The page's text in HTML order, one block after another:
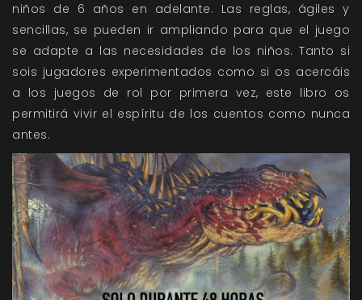
niños de 6 años en adelante. Las reglas, ágiles y
sencillas, se pueden ir ampliando para que el juego
se adapte a las necesidades de los niños. Tanto si
sois jugadores experimentados como si os acercáis
a los juegos de rol por primera vez, este libro os
permitirá vivir el espíritu de los cuentos como nunca
antes.